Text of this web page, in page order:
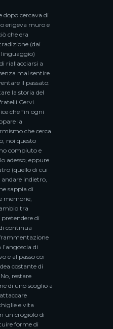
dopo cercava di
erigeva muro e
che era
(dai
riallacciarsi a
mai sentire
il passato:
la storia del
Cervi.
che “in ogni
la
che cerca
noi questo
compiuto e
adesso; eppure
(quello di cui
andare indietro,
sappia di
memorie,
tra
di
continua
di
e al passo coi
costante di
restare
di uno scoglio a
e vita
un crogiolo di
forme di